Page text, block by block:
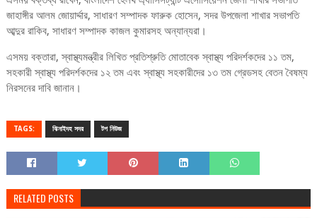
জাহাঙ্গীর আলম জোয়ার্দ্দার, সাধারণ সম্পাদক ফারুক হোসেন, সদর উপজেলা শাখার সভাপতি
আব্দুর রাকিব, সাধারণ সম্পাদক কাজল কুমারসহ অন্যান্যরা।
এসময় বক্তারা, স্বাস্থ্যমন্ত্রীর লিখিত প্রতিশ্রুতি মোতাবেক স্বাস্থ্য পরিদর্শকদের ১১ তম,
সহকারী স্বাস্থ্য পরিদর্শকদের ১২ তম এবং স্বাস্থ্য সহকারীদের ১৩ তম গ্রেডসহ বেতন বৈষম্য
নিরসনের দাবি জানান।
TAGS: ঝিনাইদহ সদর টপ নিউজ
RELATED POSTS